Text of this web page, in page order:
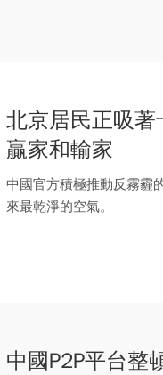
北京居民正吸
贏家和輸家
中國官方積極推動反霧霾
來最乾淨的空氣。
中國P2P平台整